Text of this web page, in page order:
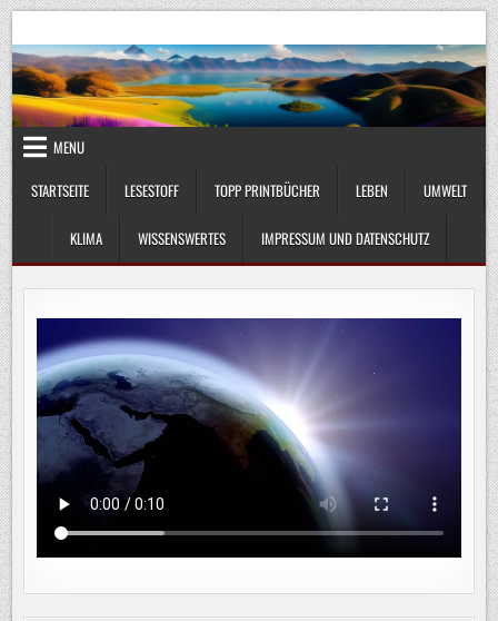
Skip
to
content
UmweltKlima.com
MENU
STARTSEITE
LESESTOFF TOPP PRINTBÜCHER LEBEN UMWELT
KLIMA WISSENSWERTES IMPRESSUM UND DATENSCHUTZ